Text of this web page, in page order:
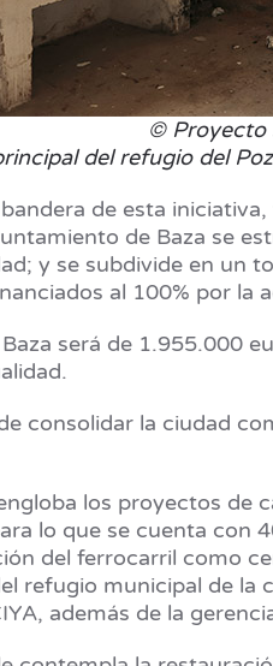
© Proyecto
del refugio del
de esta
de Baza se
y se subdivide en un
al 100% por la
será de 1.955.000
consolidar la ciudad
los proyectos
lo que se cuenta
del ferrocarril como
refugio municipal de
además de la